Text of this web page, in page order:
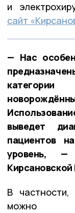
и
сайт
— Нас
выведет
пациентов
уровень, —
В
можно